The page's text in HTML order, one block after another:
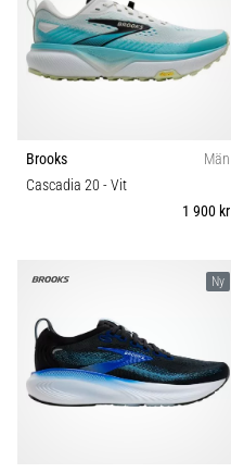
löpning
och
beeptest:
de
och
praktiken
testar
shuttle
run
Carbon
Komfort och dämpning
Kategori
Skobredd
Sport
Brooks
Män
Cascadia 20 - Vit
1 900 kr
Ny